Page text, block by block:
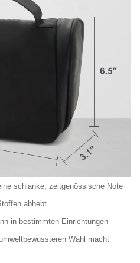
schlanke, zeitgenössische Note
abhebt
in bestimmten Einrichtungen
Wahl macht